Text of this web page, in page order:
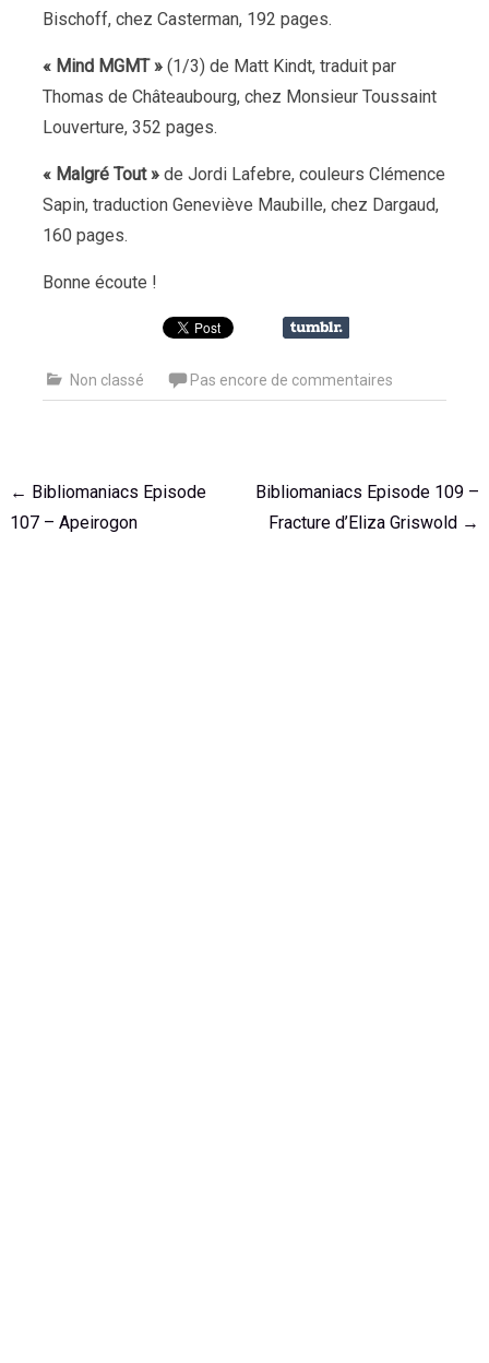
Bischoff, chez Casterman, 192 pages.
« Mind MGMT »(1/3) de Matt Kindt, traduit par
Thomas de Châteaubourg, chez Monsieur Toussaint
Louverture, 352 pages.
« Malgré Tout »de Jordi Lafebre, couleurs Clémence
Sapin, traduction Geneviève Maubille, chez Dargaud,
160 pages.
Bonne écoute !
Non classé Pas encore de commentaires
Navigation
de
← Bibliomaniacs Episode
107 – Apeirogon
Bibliomaniacs Episode 109 –
Fracture d’Eliza Griswold →